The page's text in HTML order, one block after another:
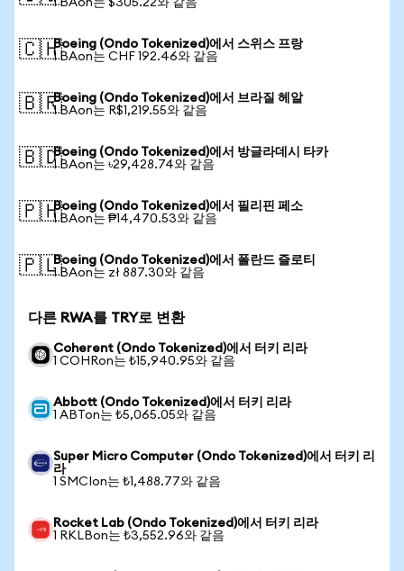
1 BAon는 $305.22와 같음
🇨🇭Boeing (Ondo Tokenized)에서 스위스 프랑
1 BAon는 CHF 192.46와 같음
🇧🇷Boeing (Ondo Tokenized)에서 브라질 헤알
1 BAon는 R$1,219.55와 같음
🇧🇩Boeing (Ondo Tokenized)에서 방글라데시 타카
1 BAon는 ৳29,428.74와 같음
🇵🇭Boeing (Ondo Tokenized)에서 필리핀 페소
1 BAon는 ₱14,470.53와 같음
🇵🇱Boeing (Ondo Tokenized)에서 폴란드 즐로티
1 BAon는 zł 887.30와 같음
다른 RWA를 TRY로 변환
Coherent (Ondo Tokenized)에서 터키 리라
1 COHRon는 ₺15,940.95와 같음
Abbott (Ondo Tokenized)에서 터키 리라
1 ABTon는 ₺5,065.05와 같음
Super Micro Computer (Ondo Tokenized)에서 터키 리
라
1 SMCIon는 ₺1,488.77와 같음
Rocket Lab (Ondo Tokenized)에서 터키 리라
1 RKLBon는 ₺3,552.96와 같음